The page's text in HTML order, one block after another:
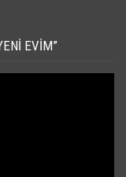
EVIM”